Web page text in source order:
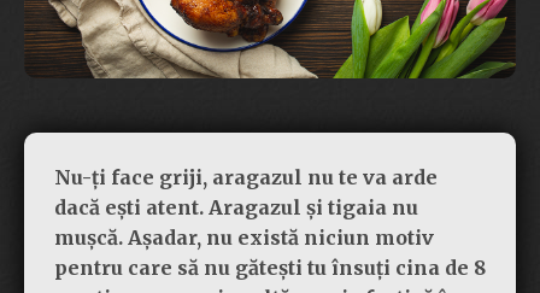
Nu-ți face griji, aragazul nu te va arde
dacă ești atent. Aragazul și tigaia nu
mușcă. Așadar, nu există niciun motiv
pentru care să nu gătești tu însuți cina de 8